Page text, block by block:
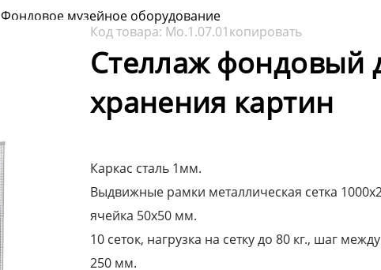
Фондовое музейное оборудование
Код товара: Мо.1.07.01копировать
Стеллаж фондовый
хранения картин
Каркас сталь 1мм.
Выдвижные рамки металлическая сетка
ячейка 50х50 мм.
10 сеток, нагрузка на сетку до 80 кг., шаг
250 мм.